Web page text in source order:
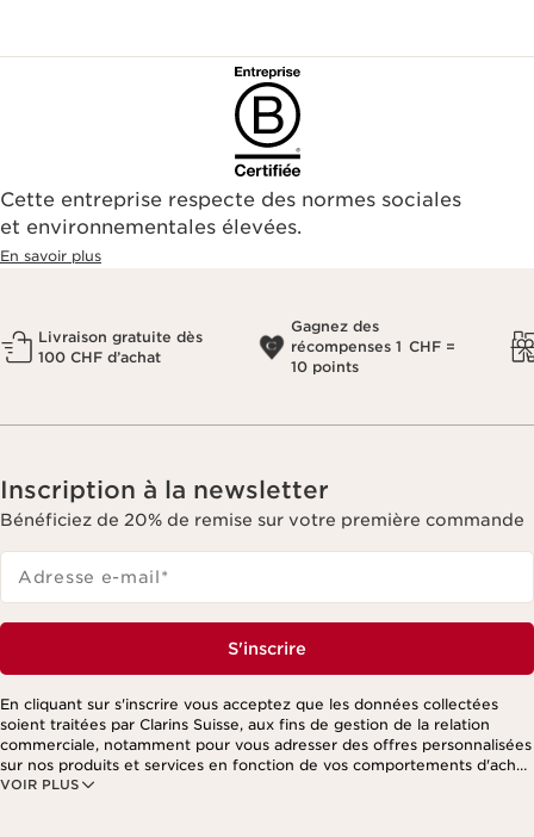
Cette entreprise respecte des normes sociales
et environnementales élevées.
En savoir plus
Livraison gratuite dès
100 CHF d’achat
Gagnez des
récompenses 1 CHF =
10 points
Inscription à la newsletter
Bénéficiez de 20% de remise sur votre première commande
Adresse e-mail*
S'inscrire
VOIR PLUS
En cliquant sur s'inscrire vous acceptez que les données collectées
soient traitées par Clarins Suisse, aux fins de gestion de la relation
commerciale, notamment pour vous adresser des offres personnalisées
sur nos produits et services en fonction de vos comportements d'achat,
de vos habitudes et/ou de vos centres d'intérêts, y compris par